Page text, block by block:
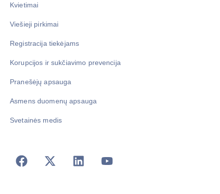
Kvietimai
Viešieji pirkimai
Registracija tiekėjams
Korupcijos ir sukčiavimo prevencija
Pranešėjų apsauga
Asmens duomenų apsauga
Svetainės medis